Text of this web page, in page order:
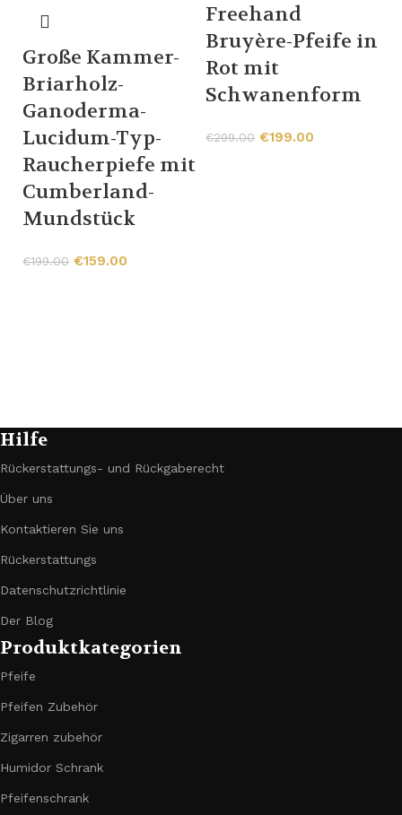
Große Kammer-
Briarholz-
Ganoderma-
Lucidum-Typ-
Raucherpiefe mit
Cumberland-
Mundstück
€199.00 €159.00
Freehand
Bruyère-Pfeife in
Rot mit
Schwanenform
€299.00 €199.00
Hilfe
Rückerstattungs- und Rückgaberecht
Über uns
Kontaktieren Sie uns
Rückerstattungs
Datenschutzrichtlinie
Der Blog
Produktkategorien
Pfeife
Pfeifen Zubehör
Zigarren zubehör
Humidor Schrank
Pfeifenschrank